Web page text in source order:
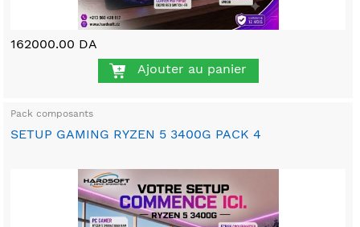
162000.00 DA
Ajouter au panier
Pack composants
SETUP GAMING RYZEN 5 3400G PACK 4